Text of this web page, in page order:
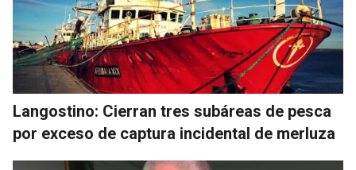
Langostino: Cierran tres subáreas de pesca
por exceso de captura incidental de merluza